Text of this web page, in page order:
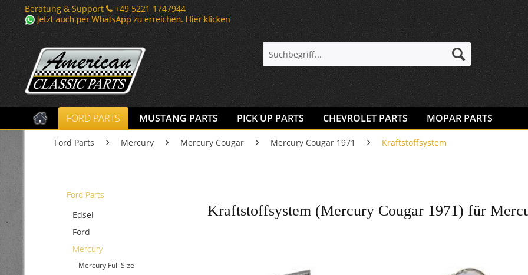
Beratung & Support +49 5221 1747944
FORD PARTS MUSTANG PARTS PICK UP PARTS CHEVROLET PARTS MOPAR PARTS
Ford Parts Mercury Mercury Cougar Mercury Cougar 1971 Kraftstoffsystem
Ford Parts
Edsel
Ford
Mercury
Mercury Full Size
Kraftstoffsystem (Mercury Cougar 1971) für